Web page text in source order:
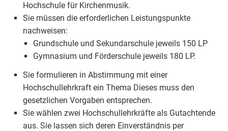
Hochschule für Kirchenmusik.
Sie müssen die erforderlichen Leistungspunkte
nachweisen:
Grundschule und Sekundarschule jeweils 150 LP
Gymnasium und Förderschule jeweils 180 LP.
Sie formulieren in Abstimmung mit einer
Hochschullehrkraft ein Thema Dieses muss den
gesetzlichen Vorgaben entsprechen.
Sie wählen zwei Hochschullehrkräfte als Gutachtende
aus. Sie lassen sich deren Einverständnis per